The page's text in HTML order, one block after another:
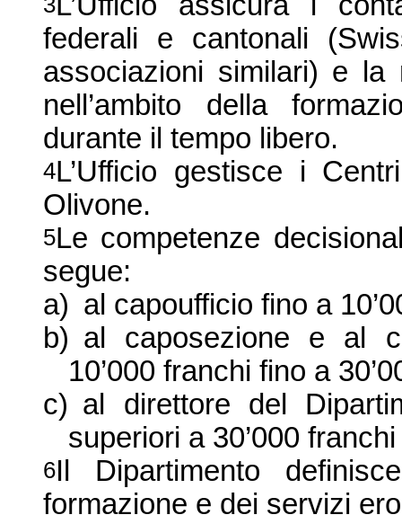
federali e cantonali
associazioni similari) e la
nell’ambito della
durante il tempo libero.
4L’Ufficio gestisce i
Olivone.
5Le competenze
segue:
a) al capoufficio fino a
b) al caposezione e al
10’000 franchi fino a
c) al direttore del
superiori a 30’000
6Il Dipartimento
formazione e dei servizi